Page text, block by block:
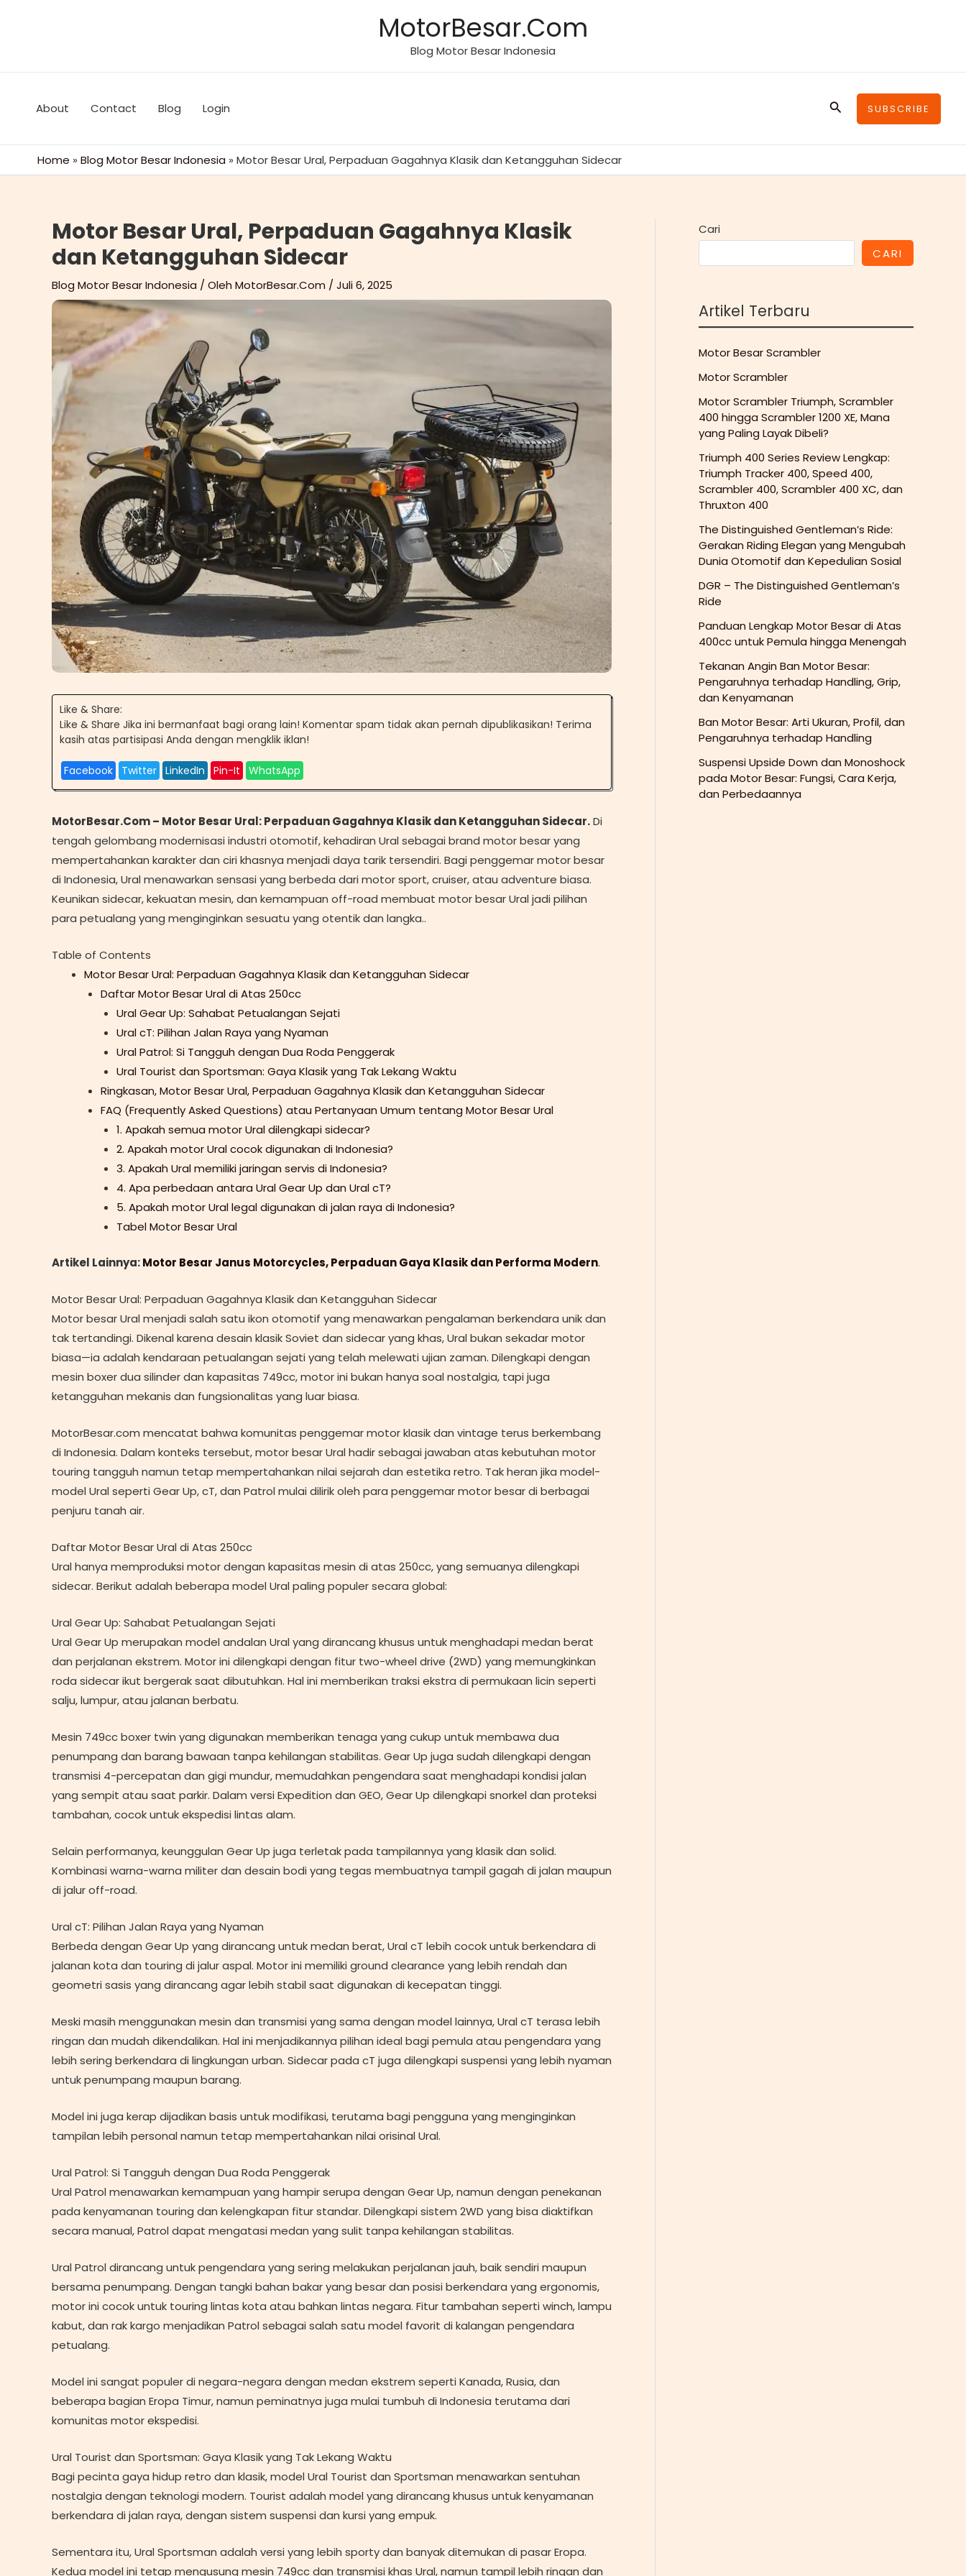
MotorBesar.Com
Blog Motor Besar Indonesia
About Contact Blog Login Cari SUBSCRIBE
Home » Blog Motor Besar Indonesia » Motor Besar Ural, Perpaduan Gagahnya Klasik dan Ketangguhan Sidecar
Motor Besar Ural, Perpaduan Gagahnya Klasik
dan Ketangguhan Sidecar
Blog Motor Besar Indonesia / Oleh MotorBesar.Com / Juli 6, 2025
Like & Share:
Like & Share Jika ini bermanfaat bagi orang lain! Komentar spam tidak akan pernah dipublikasikan! Terima
kasih atas partisipasi Anda dengan mengklik iklan!
Facebook Twitter LinkedIn Pin-It WhatsApp
MotorBesar.Com – Motor Besar Ural: Perpaduan Gagahnya Klasik dan Ketangguhan Sidecar.Di
tengah gelombang modernisasi industri otomotif, kehadiran Ural sebagai brand motor besar yang
mempertahankan karakter dan ciri khasnya menjadi daya tarik tersendiri. Bagi penggemar motor besar
di Indonesia, Ural menawarkan sensasi yang berbeda dari motor sport, cruiser, atau adventure biasa.
Keunikan sidecar, kekuatan mesin, dan kemampuan off-road membuat motor besar Ural jadi pilihan
para petualang yang menginginkan sesuatu yang otentik dan langka..
Table of Contents
Motor Besar Ural: Perpaduan Gagahnya Klasik dan Ketangguhan Sidecar
Daftar Motor Besar Ural di Atas 250cc
Ural Gear Up: Sahabat Petualangan Sejati
Ural cT: Pilihan Jalan Raya yang Nyaman
Ural Patrol: Si Tangguh dengan Dua Roda Penggerak
Ural Tourist dan Sportsman: Gaya Klasik yang Tak Lekang Waktu
Ringkasan, Motor Besar Ural, Perpaduan Gagahnya Klasik dan Ketangguhan Sidecar
FAQ (Frequently Asked Questions) atau Pertanyaan Umum tentang Motor Besar Ural
1. Apakah semua motor Ural dilengkapi sidecar?
2. Apakah motor Ural cocok digunakan di Indonesia?
3. Apakah Ural memiliki jaringan servis di Indonesia?
4. Apa perbedaan antara Ural Gear Up dan Ural cT?
5. Apakah motor Ural legal digunakan di jalan raya di Indonesia?
Tabel Motor Besar Ural
Artikel Lainnya:Motor Besar Janus Motorcycles, Perpaduan Gaya Klasik dan Performa Modern.
Motor Besar Ural: Perpaduan Gagahnya Klasik dan Ketangguhan Sidecar
Motor besar Ural menjadi salah satu ikon otomotif yang menawarkan pengalaman berkendara unik dan
tak tertandingi. Dikenal karena desain klasik Soviet dan sidecar yang khas, Ural bukan sekadar motor
biasa—ia adalah kendaraan petualangan sejati yang telah melewati ujian zaman. Dilengkapi dengan
mesin boxer dua silinder dan kapasitas 749cc, motor ini bukan hanya soal nostalgia, tapi juga
ketangguhan mekanis dan fungsionalitas yang luar biasa.
MotorBesar.com mencatat bahwa komunitas penggemar motor klasik dan vintage terus berkembang
di Indonesia. Dalam konteks tersebut, motor besar Ural hadir sebagai jawaban atas kebutuhan motor
touring tangguh namun tetap mempertahankan nilai sejarah dan estetika retro. Tak heran jika model-
model Ural seperti Gear Up, cT, dan Patrol mulai dilirik oleh para penggemar motor besar di berbagai
penjuru tanah air.
Daftar Motor Besar Ural di Atas 250cc
Ural hanya memproduksi motor dengan kapasitas mesin di atas 250cc, yang semuanya dilengkapi
sidecar. Berikut adalah beberapa model Ural paling populer secara global:
Ural Gear Up: Sahabat Petualangan Sejati
Ural Gear Up merupakan model andalan Ural yang dirancang khusus untuk menghadapi medan berat
dan perjalanan ekstrem. Motor ini dilengkapi dengan fitur two-wheel drive (2WD) yang memungkinkan
roda sidecar ikut bergerak saat dibutuhkan. Hal ini memberikan traksi ekstra di permukaan licin seperti
salju, lumpur, atau jalanan berbatu.
Mesin 749cc boxer twin yang digunakan memberikan tenaga yang cukup untuk membawa dua
penumpang dan barang bawaan tanpa kehilangan stabilitas. Gear Up juga sudah dilengkapi dengan
transmisi 4-percepatan dan gigi mundur, memudahkan pengendara saat menghadapi kondisi jalan
yang sempit atau saat parkir. Dalam versi Expedition dan GEO, Gear Up dilengkapi snorkel dan proteksi
tambahan, cocok untuk ekspedisi lintas alam.
Selain performanya, keunggulan Gear Up juga terletak pada tampilannya yang klasik dan solid.
Kombinasi warna-warna militer dan desain bodi yang tegas membuatnya tampil gagah di jalan maupun
di jalur off-road.
Ural cT: Pilihan Jalan Raya yang Nyaman
Berbeda dengan Gear Up yang dirancang untuk medan berat, Ural cT lebih cocok untuk berkendara di
jalanan kota dan touring di jalur aspal. Motor ini memiliki ground clearance yang lebih rendah dan
geometri sasis yang dirancang agar lebih stabil saat digunakan di kecepatan tinggi.
Meski masih menggunakan mesin dan transmisi yang sama dengan model lainnya, Ural cT terasa lebih
ringan dan mudah dikendalikan. Hal ini menjadikannya pilihan ideal bagi pemula atau pengendara yang
lebih sering berkendara di lingkungan urban. Sidecar pada cT juga dilengkapi suspensi yang lebih nyaman
untuk penumpang maupun barang.
Model ini juga kerap dijadikan basis untuk modifikasi, terutama bagi pengguna yang menginginkan
tampilan lebih personal namun tetap mempertahankan nilai orisinal Ural.
Ural Patrol: Si Tangguh dengan Dua Roda Penggerak
Ural Patrol menawarkan kemampuan yang hampir serupa dengan Gear Up, namun dengan penekanan
pada kenyamanan touring dan kelengkapan fitur standar. Dilengkapi sistem 2WD yang bisa diaktifkan
secara manual, Patrol dapat mengatasi medan yang sulit tanpa kehilangan stabilitas.
Ural Patrol dirancang untuk pengendara yang sering melakukan perjalanan jauh, baik sendiri maupun
bersama penumpang. Dengan tangki bahan bakar yang besar dan posisi berkendara yang ergonomis,
motor ini cocok untuk touring lintas kota atau bahkan lintas negara. Fitur tambahan seperti winch, lampu
kabut, dan rak kargo menjadikan Patrol sebagai salah satu model favorit di kalangan pengendara
petualang.
Model ini sangat populer di negara-negara dengan medan ekstrem seperti Kanada, Rusia, dan
beberapa bagian Eropa Timur, namun peminatnya juga mulai tumbuh di Indonesia terutama dari
komunitas motor ekspedisi.
Ural Tourist dan Sportsman: Gaya Klasik yang Tak Lekang Waktu
Bagi pecinta gaya hidup retro dan klasik, model Ural Tourist dan Sportsman menawarkan sentuhan
nostalgia dengan teknologi modern. Tourist adalah model yang dirancang khusus untuk kenyamanan
berkendara di jalan raya, dengan sistem suspensi dan kursi yang empuk.
Sementara itu, Ural Sportsman adalah versi yang lebih sporty dan banyak ditemukan di pasar Eropa.
Kedua model ini tetap mengusung mesin 749cc dan transmisi khas Ural, namun tampil lebih ringan dan
Cari
CARI
Artikel Terbaru
Motor Besar Scrambler
Motor Scrambler
Motor Scrambler Triumph, Scrambler
400 hingga Scrambler 1200 XE, Mana
yang Paling Layak Dibeli?
Triumph 400 Series Review Lengkap:
Triumph Tracker 400, Speed 400,
Scrambler 400, Scrambler 400 XC, dan
Thruxton 400
The Distinguished Gentleman’s Ride:
Gerakan Riding Elegan yang Mengubah
Dunia Otomotif dan Kepedulian Sosial
DGR – The Distinguished Gentleman’s
Ride
Panduan Lengkap Motor Besar di Atas
400cc untuk Pemula hingga Menengah
Tekanan Angin Ban Motor Besar:
Pengaruhnya terhadap Handling, Grip,
dan Kenyamanan
Ban Motor Besar: Arti Ukuran, Profil, dan
Pengaruhnya terhadap Handling
Suspensi Upside Down dan Monoshock
pada Motor Besar: Fungsi, Cara Kerja,
dan Perbedaannya